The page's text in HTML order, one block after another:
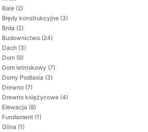
Bale (2)
Błędy konstrukcyjne (3)
Brda (2)
Budownictwo (24)
Dach (3)
Dom (9)
Dom letniskowy (7)
Domy Podlasia (3)
Drewno (7)
Drewno księżycowe (4)
Elewacja (8)
Fundament (1)
Glina (1)